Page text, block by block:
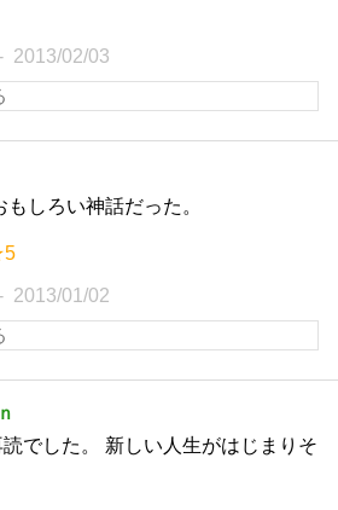
2013/02/03
ろい神話だった。
2013/01/02
でした。 新しい人生がはじまりそ